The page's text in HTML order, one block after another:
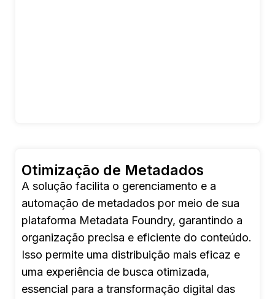
Otimização de Metadados
A solução facilita o gerenciamento e a
automação de metadados por meio de sua
plataforma Metadata Foundry, garantindo a
organização precisa e eficiente do conteúdo.
Isso permite uma distribuição mais eficaz e
uma experiência de busca otimizada,
essencial para a transformação digital das